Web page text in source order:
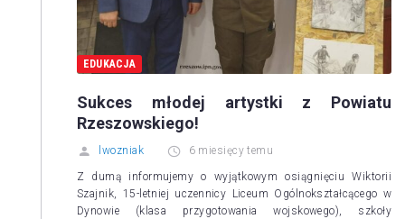
EDUKACJA
Sukces młodej artystki z Powiatu
Rzeszowskiego!
lwozniak 6 miesięcy temu
Z dumą informujemy o wyjątkowym osiągnięciu Wiktorii
Szajnik, 15-letniej uczennicy Liceum Ogólnokształcącego w
Dynowie (klasa przygotowania wojskowego), szkoły